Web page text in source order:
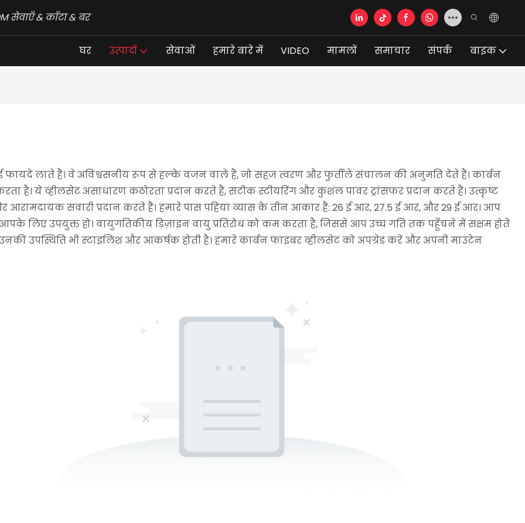
सेवाएँ & काँटा & बर
घर उत्पादों सेवाओं हमारे बारे में VIDEO मामलों समाचार संपर्क बाइक
लाते हैं। वे अविश्वसनीय रूप से हल्के वजन वाले हैं, जो सहज त्वरण और फुर्तीले संचालन की अनुमति देते हैं। कार्बन
है। ये व्हीलसेट असाधारण कठोरता प्रदान करते हैं, सटीक स्टीयरिंग और कुशल पावर ट्रांसफर प्रदान करते हैं। उत्कृष्ट
सवारी प्रदान करते हैं। हमारे पास पहिया व्यास के तीन आकार हैं: 26 ई आर, 27.5 ई आर, और 29 ई आर। आप
उपयुक्त हो। वायुगतिकीय डिज़ाइन वायु प्रतिरोध को कम करता है, जिससे आप उच्च गति तक पहुँचने में सक्षम होते
उपस्थिति भी स्टाइलिश और आकर्षक होती है। हमारे कार्बन फाइबर व्हीलसेट को अपग्रेड करें और अपनी माउंटेन